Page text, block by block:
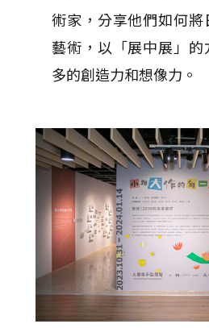
術家，分享他們如何
藝術，以「展中展」
多的創造力和想像力。